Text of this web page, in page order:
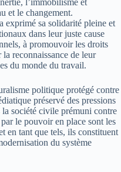
l’immobilisme et
et le changement.
exprimé sa solidarité pleine et
dans leur juste cause
à promouvoir les droits
reconnaissance de leur
du monde du travail.
politique protégé contre
préservé des pressions
société civile prémuni contre
le pouvoir en place sont les
en tant que tels, ils constituent
du système